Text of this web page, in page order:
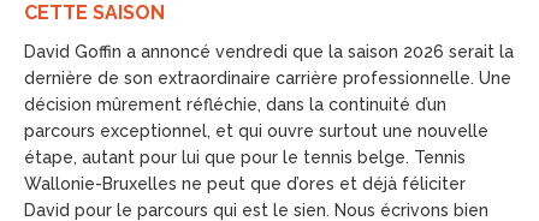
CETTE SAISON
David Goffin a annoncé vendredi que la saison 2026 serait la
dernière de son extraordinaire carrière professionnelle. Une
décision mûrement réfléchie, dans la continuité d’un
parcours exceptionnel, et qui ouvre surtout une nouvelle
étape, autant pour lui que pour le tennis belge. Tennis
Wallonie-Bruxelles ne peut que d’ores et déjà féliciter
David pour le parcours qui est le sien. Nous écrivons bien